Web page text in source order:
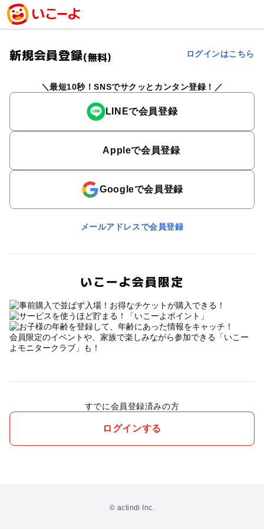
新規会員登録(無料) ログインはこちら
最短10秒！SNSでサクッとカンタン登録！
LINEで会員登録
Appleで会員登録
Googleで会員登録
メールアドレスで会員登録
いこーよ会員限定
会員限定のイベントや、家族で楽しみながら参加できる「いこー
よモニタークラブ」も！
すでに会員登録済みの方
ログインする
© actindi Inc.